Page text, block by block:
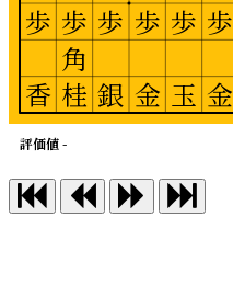
評価値 -
歩
金
歩
玉
歩
金
歩
銀
歩
角
桂
歩
香